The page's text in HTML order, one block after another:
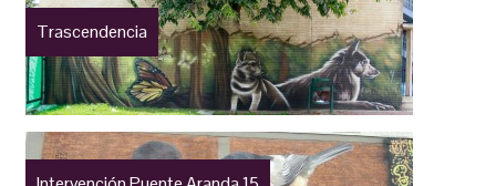
Trascendencia